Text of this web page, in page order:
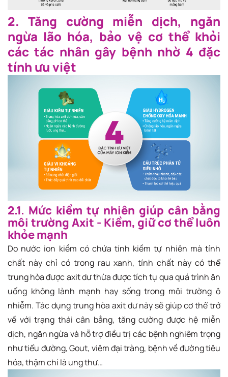
2. Tăng cường miễn dịch, ngăn
ngừa lão hóa, bảo vệ cơ thể khỏi
các tác nhân gây bệnh nhờ 4 đặc
tính ưu việt
2.1. Mức kiềm tự nhiên giúp cân bằng
môi trường Axit - Kiềm, giữ cơ thể luôn
khỏe mạnh
Do nước ion kiềm có chứa tính kiềm tự nhiên mà tính
chất này chỉ có trong rau xanh, tính chất này có thể
trung hòa được axit dư thừa được tích tụ qua quá trình ăn
uống không lành mạnh hay sống trong môi trường ô
nhiễm. Tác dụng trung hòa axit dư này sẽ giúp cơ thể trở
về với trạng thái cân bằng, tăng cường được hệ miễn
dịch, ngăn ngừa và hỗ trợ điều trị các bệnh nghiêm trọng
như tiểu đường, Gout, viêm đại tràng, bệnh về đường tiêu
hóa, thậm chí là ung thư…